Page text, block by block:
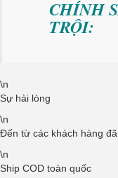
CHÍNH
TRỘI:
\n
Sự hài lòng
\n
Đến từ các khách hàng
\n
Ship COD toàn quốc